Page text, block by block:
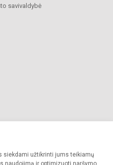
siekdami užtikrinti jums teikiamų
naudojimą ir optimizuoti naršymo
savivaldybė
Visos teisės saugomos.
sutikimo griežtai draudžiama.